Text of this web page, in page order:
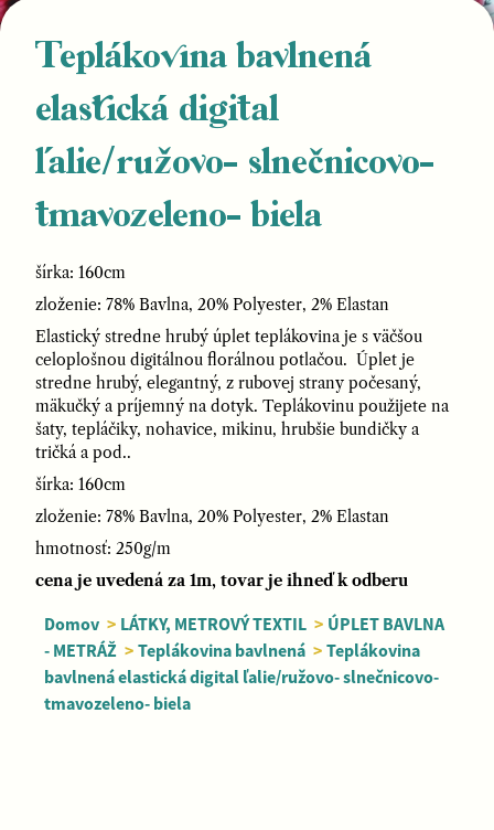
Teplákovina bavlnená
elastická digital
ľalie/ružovo- slnečnicovo-
tmavozeleno- biela
šírka: 160cm
zloženie: 78% Bavlna, 20% Polyester, 2% Elastan
Elastický stredne hrubý úplet teplákovina je s väčšou
celoplošnou digitálnou florálnou potlačou. Úplet je
stredne hrubý, elegantný, z rubovej strany počesaný,
mäkučký a príjemný na dotyk. Teplákovinu použijete na
šaty, tepláčiky, nohavice, mikinu, hrubšie bundičky a
tričká a pod..
šírka: 160cm
zloženie: 78% Bavlna, 20% Polyester, 2% Elastan
hmotnosť: 250g/m
cena je uvedená za 1m, tovar je ihneď k odberu
Domov > LÁTKY, METROVÝ TEXTIL > ÚPLET BAVLNA
- METRÁŽ > Teplákovina bavlnená > Teplákovina
bavlnená elastická digital ľalie/ružovo- slnečnicovo-
tmavozeleno- biela